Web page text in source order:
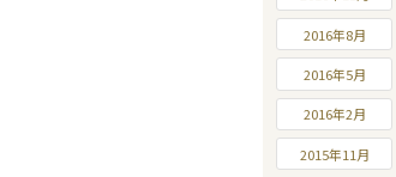
2016年8月
2016年5月
2016年2月
2015年11月